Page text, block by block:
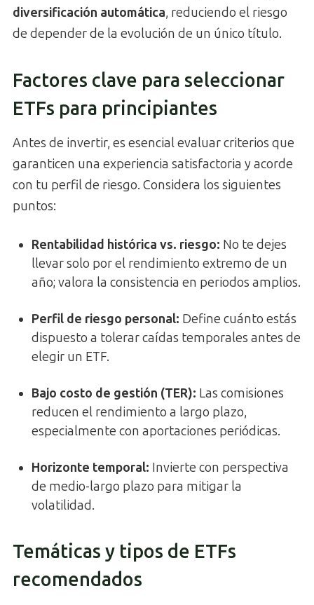
diversificación automática, reduciendo el riesgo
de depender de la evolución de un único título.
Factores clave para seleccionar
ETFs para principiantes
Antes de invertir, es esencial evaluar criterios que
garanticen una experiencia satisfactoria y acorde
con tu perfil de riesgo. Considera los siguientes
puntos:
Rentabilidad histórica vs. riesgo: No te dejes
llevar solo por el rendimiento extremo de un
año; valora la consistencia en periodos amplios.
Perfil de riesgo personal: Define cuánto estás
dispuesto a tolerar caídas temporales antes de
elegir un ETF.
Bajo costo de gestión (TER): Las comisiones
reducen el rendimiento a largo plazo,
especialmente con aportaciones periódicas.
Horizonte temporal: Invierte con perspectiva
de medio-largo plazo para mitigar la
volatilidad.
Temáticas y tipos de ETFs
recomendados